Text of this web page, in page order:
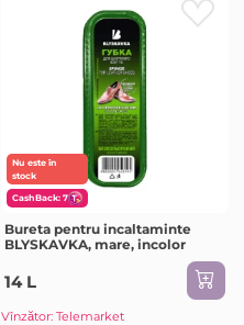
Nu este în
stock
CashBack: 7
Bureta pentru incaltaminte
BLYSKAVKA, mare, incolor
14 L
Vînzător: Telemarket